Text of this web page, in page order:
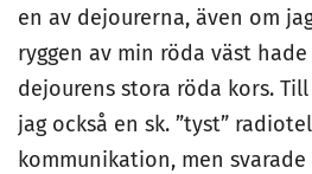
en av dejourerna, även om
ryggen av min röda väst
dejourens stora röda kors.
jag också en sk. ”tyst”
kommunikation, men